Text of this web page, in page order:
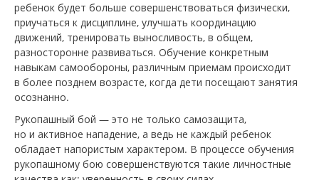
ребенок будет больше совершенствоваться физически,
приучаться к дисциплине, улучшать координацию
движений, тренировать выносливость, в общем,
разносторонне развиваться. Обучение конкретным
навыкам самообороны, различным приемам происходит
в более позднем возрасте, когда дети посещают занятия
осознанно.
Рукопашный бой — это не только самозащита,
но и активное нападение, а ведь не каждый ребенок
обладает напористым характером. В процессе обучения
рукопашному бою совершенствуются такие личностные